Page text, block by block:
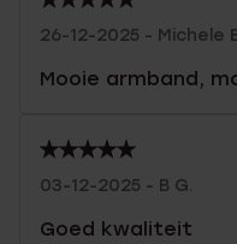
26-12-2025 - Michele
Mooie armband,
03-12-2025 - B G.
Goed kwaliteit